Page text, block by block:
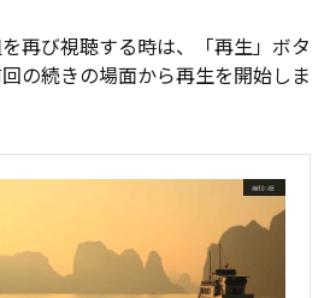
再び視聴する時は、「再生」ボタ
の続きの場面から再生を開始しま